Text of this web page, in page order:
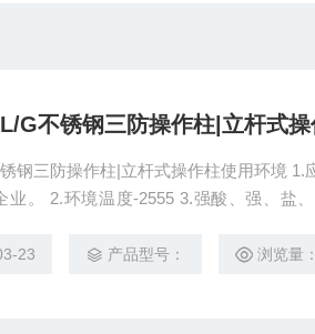
G不锈钢三防操作柱|立杆式操
钢三防操作柱|立杆式操作柱使用环境 1.
业。 2.环境温度-2555 3.强酸、强、盐
体和盖的结合面采用曲路密封结构，具
23 产品型号： 浏览量